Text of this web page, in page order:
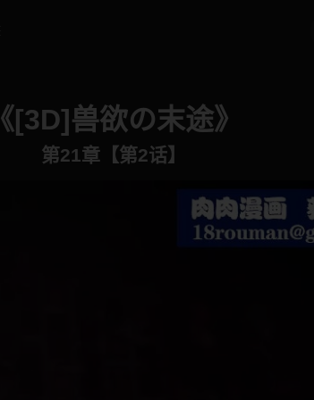
《[3D]兽欲の末途》
第21章【第2话】